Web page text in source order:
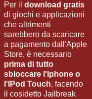
Per il download gratis
di giochi e applicazioni
che altrimenti
sarebbero da scaricare
a pagamento dall'Apple
Store, è necessario
prima di tutto
sbloccare l'Iphone o
l'IPod Touch, facendo
il cosidetto Jailbreak